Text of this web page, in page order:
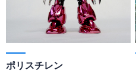
ポリスチレン